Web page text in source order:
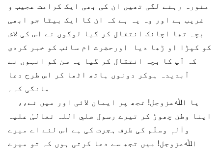
منورہ رہنے لگی تھیں ان کی بھی ایک کرامت عجیب و
غریب ہے اور وہ یہ ہے کہ ان کا ایک بیٹا جو ابھی
بچہ تھا اچانک انتقال کر گیا لوگوں نے اس کی لاش
کو کپڑا او ڑھا دیا اورحضرت ام سائب کو خبر کردی
کہ آپ کا بچہ انتقال کر گیا یہ سن کو انہوں نے
آبدیدہ ہوکر دونوں ہاتھ اٹھا کر اس طرح دعا
مانگی کہ۔
،،یا اﷲعزوجل! تجھ پر ایمان لائی اور میں نے
اپنا وطن چھوڑ کر تیرے رسول صلي اللہ تعالیٰ علیہ
واٰلہٖ وسلّم کی طرف ہجرت کی ہے اس لئے اے میرے
اﷲعزوجل! میں تجھ سے دعا کرتی ہوں کہ تو میرے